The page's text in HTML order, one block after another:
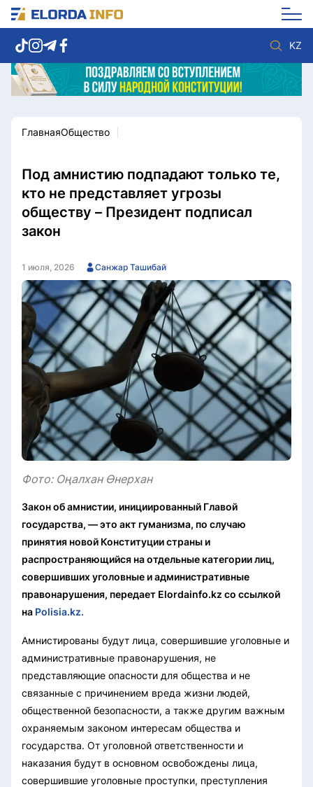
KZ
Новости столицы
Спорт
Культура
Разное
Мнение
Видео
Мир
Послание
Служба Комплаенс
Этический кодекс
ГлавнаяОбщество
Под амнистию подпадают только те,
кто не представляет угрозы
обществу – Президент подписал
закон
1 июля, 2026 Санжар Ташибай
Фото: Оңалхан Өнерхан
Закон об амнистии, инициированный Главой
государства, — это акт гуманизма, по случаю
принятия новой Конституции страны и
распространяющийся на отдельные категории лиц,
совершивших уголовные и административные
правонарушения, передает Elordainfo.kz со ссылкой
на Polisia.kz.
Амнистированы будут лица, совершившие уголовные и
административные правонарушения, не
представляющие опасности для общества и не
связанные с причинением вреда жизни людей,
общественной безопасности, а также другим важным
охраняемым законом интересам общества и
государства. От уголовной ответственности и
наказания будут в основном освобождены лица,
совершившие уголовные проступки, преступления